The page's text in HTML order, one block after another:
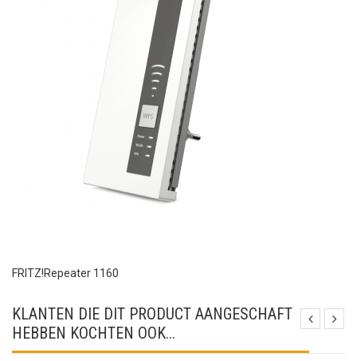
FRITZ!Repeater 1160
KLANTEN DIE DIT PRODUCT AANGESCHAFT
HEBBEN KOCHTEN OOK...